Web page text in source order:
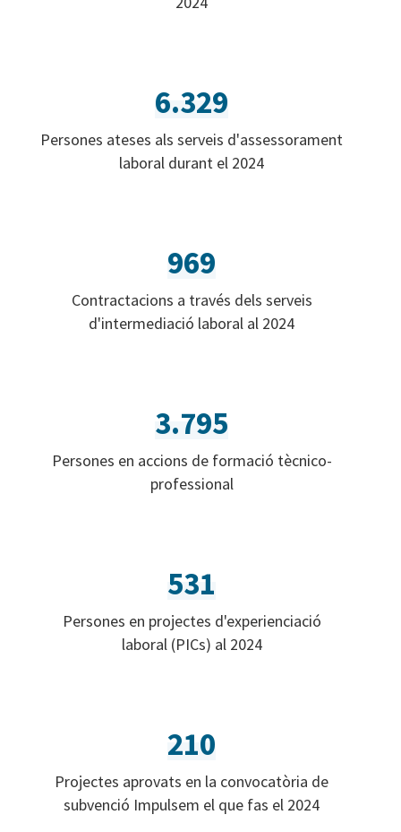
6.329
Persones ateses als serveis d'assessorament
laboral durant el 2024
969
Contractacions a través dels serveis
d'intermediació laboral al 2024
3.795
Persones en accions de formació tècnico-
professional
531
Persones en projectes d'experienciació
laboral (PICs) al 2024
210
Projectes aprovats en la convocatòria de
subvenció Impulsem el que fas el 2024